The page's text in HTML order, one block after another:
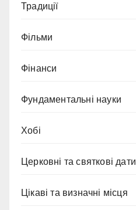
Традиції
Фільми
Фінанси
Фундаментальні науки
Хобі
Церковні та святкові дати
Цікаві та визначні місця